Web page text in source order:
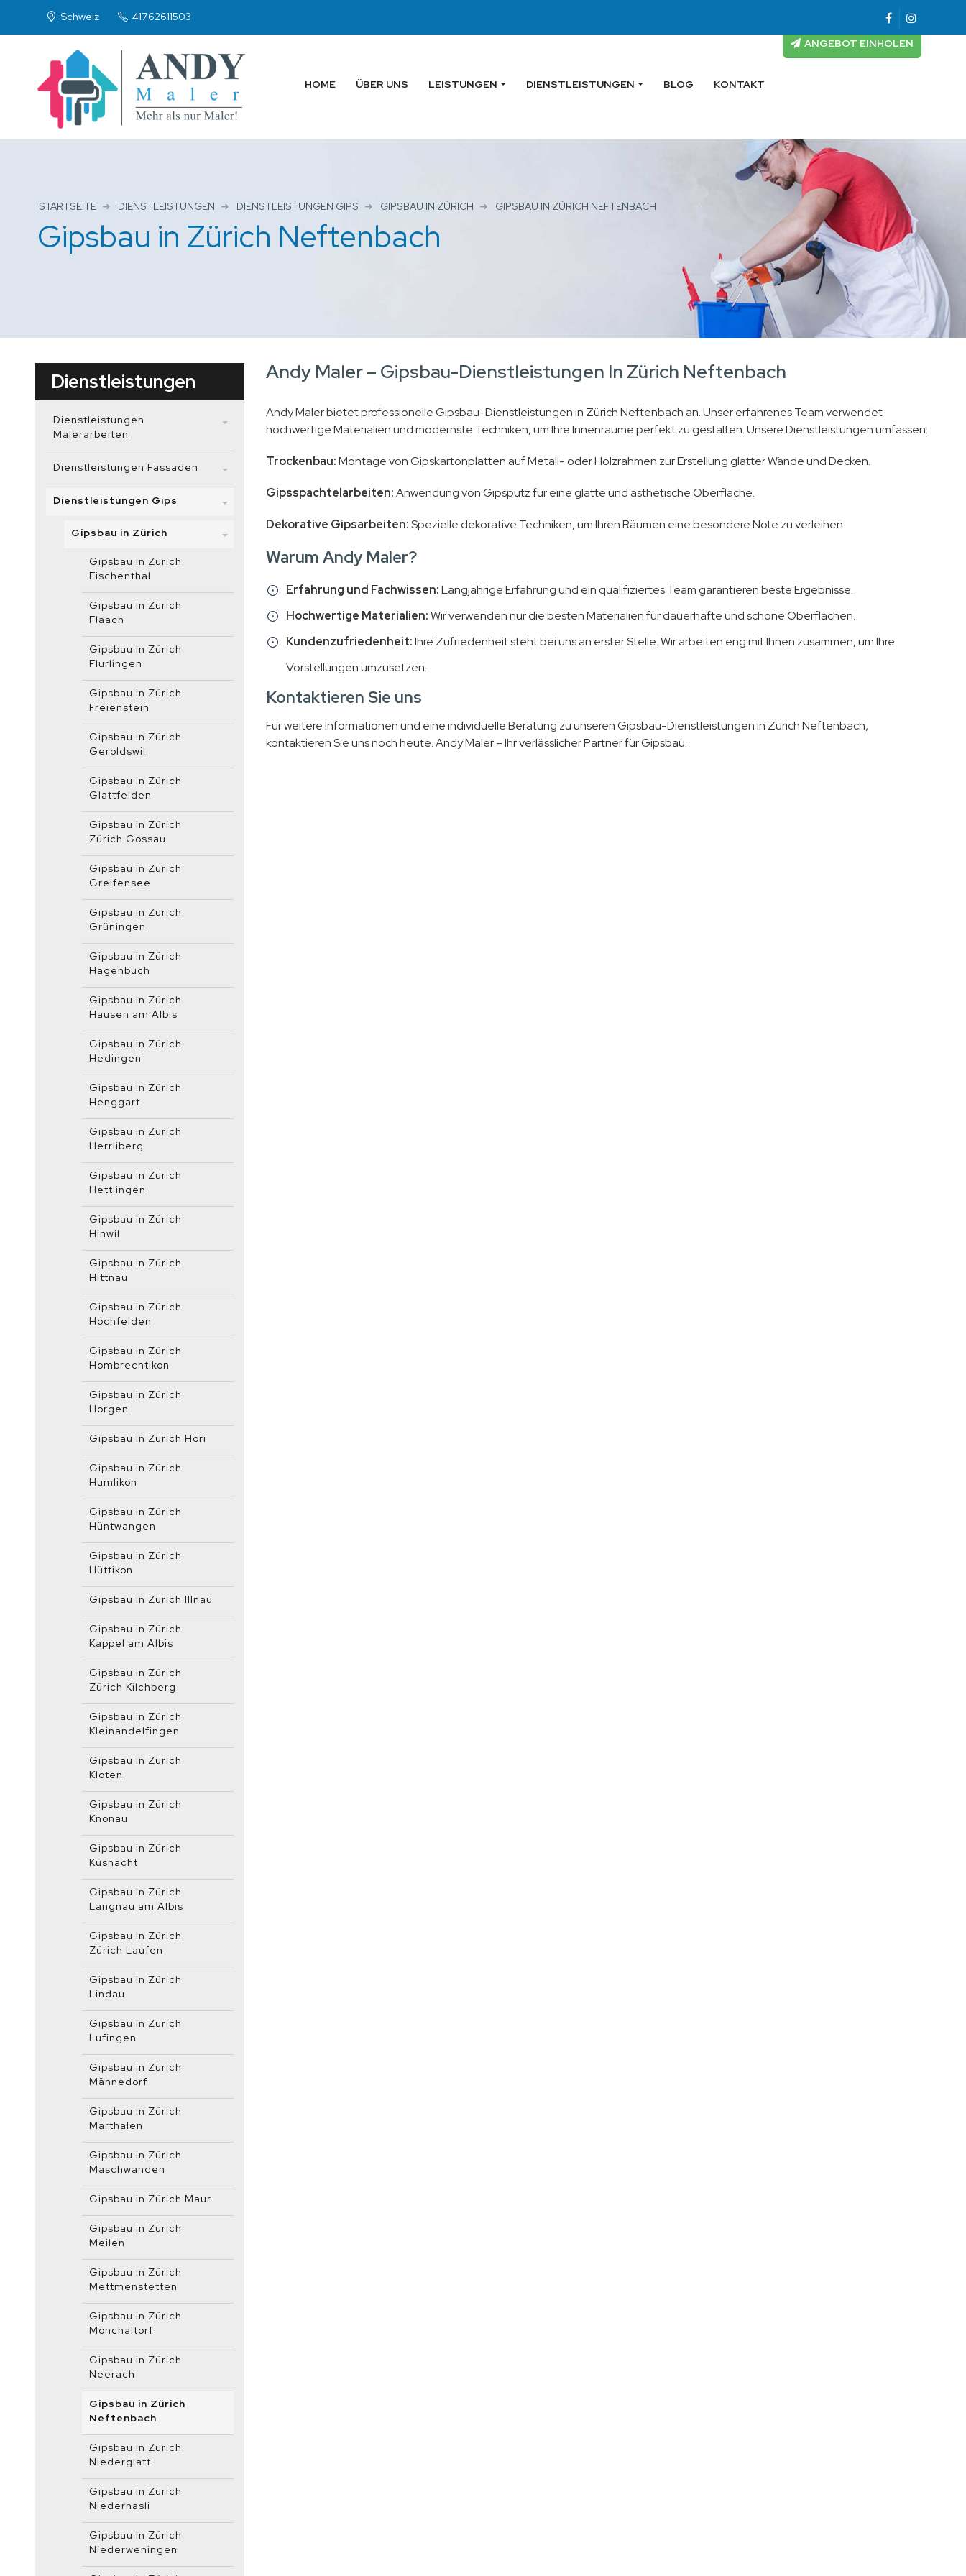
Schweiz 41762611503
HOME ÜBER UNS LEISTUNGEN DIENSTLEISTUNGEN BLOG KONTAKT
ANGEBOT EINHOLEN
STARTSEITE DIENSTLEISTUNGEN DIENSTLEISTUNGEN GIPS GIPSBAU IN ZÜRICH GIPSBAU IN ZÜRICH NEFTENBACH
Gipsbau in Zürich Neftenbach
Andy Maler – Gipsbau-Dienstleistungen In Zürich Neftenbach
Andy Maler bietet professionelle Gipsbau-Dienstleistungen in Zürich Neftenbach an. Unser erfahrenes Team verwendet
hochwertige Materialien und modernste Techniken, um Ihre Innenräume perfekt zu gestalten. Unsere Dienstleistungen umfassen:
Trockenbau:Montage von Gipskartonplatten auf Metall- oder Holzrahmen zur Erstellung glatter Wände und Decken.
Gipsspachtelarbeiten:Anwendung von Gipsputz für eine glatte und ästhetische Oberfläche.
Dekorative Gipsarbeiten:Spezielle dekorative Techniken, um Ihren Räumen eine besondere Note zu verleihen.
Warum Andy Maler?
Erfahrung und Fachwissen:Langjährige Erfahrung und ein qualifiziertes Team garantieren beste Ergebnisse.
Hochwertige Materialien:Wir verwenden nur die besten Materialien für dauerhafte und schöne Oberflächen.
Kundenzufriedenheit:Ihre Zufriedenheit steht bei uns an erster Stelle. Wir arbeiten eng mit Ihnen zusammen, um Ihre
Vorstellungen umzusetzen.
Kontaktieren Sie uns
Für weitere Informationen und eine individuelle Beratung zu unseren Gipsbau-Dienstleistungen in Zürich Neftenbach,
kontaktieren Sie uns noch heute. Andy Maler – Ihr verlässlicher Partner für Gipsbau.
Dienstleistungen
Dienstleistungen
Malerarbeiten
Dienstleistungen Fassaden
Dienstleistungen Gips
Gipsbau in Zürich
Gipsbau in Zürich
Fischenthal
Gipsbau in Zürich
Flaach
Gipsbau in Zürich
Flurlingen
Gipsbau in Zürich
Freienstein
Gipsbau in Zürich
Geroldswil
Gipsbau in Zürich
Glattfelden
Gipsbau in Zürich
Zürich Gossau
Gipsbau in Zürich
Greifensee
Gipsbau in Zürich
Grüningen
Gipsbau in Zürich
Hagenbuch
Gipsbau in Zürich
Hausen am Albis
Gipsbau in Zürich
Hedingen
Gipsbau in Zürich
Henggart
Gipsbau in Zürich
Herrliberg
Gipsbau in Zürich
Hettlingen
Gipsbau in Zürich
Hinwil
Gipsbau in Zürich
Hittnau
Gipsbau in Zürich
Hochfelden
Gipsbau in Zürich
Hombrechtikon
Gipsbau in Zürich
Horgen
Gipsbau in Zürich Höri
Gipsbau in Zürich
Humlikon
Gipsbau in Zürich
Hüntwangen
Gipsbau in Zürich
Hüttikon
Gipsbau in Zürich Illnau
Gipsbau in Zürich
Kappel am Albis
Gipsbau in Zürich
Zürich Kilchberg
Gipsbau in Zürich
Kleinandelfingen
Gipsbau in Zürich
Kloten
Gipsbau in Zürich
Knonau
Gipsbau in Zürich
Küsnacht
Gipsbau in Zürich
Langnau am Albis
Gipsbau in Zürich
Zürich Laufen
Gipsbau in Zürich
Lindau
Gipsbau in Zürich
Lufingen
Gipsbau in Zürich
Männedorf
Gipsbau in Zürich
Marthalen
Gipsbau in Zürich
Maschwanden
Gipsbau in Zürich Maur
Gipsbau in Zürich
Meilen
Gipsbau in Zürich
Mettmenstetten
Gipsbau in Zürich
Mönchaltorf
Gipsbau in Zürich
Neerach
Gipsbau in Zürich
Neftenbach
Gipsbau in Zürich
Niederglatt
Gipsbau in Zürich
Niederhasli
Gipsbau in Zürich
Niederweningen